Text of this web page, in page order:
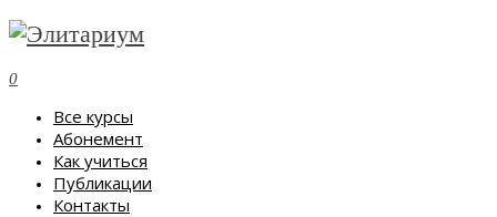
0
Все курсы
Абонемент
Как учиться
Публикации
Контакты